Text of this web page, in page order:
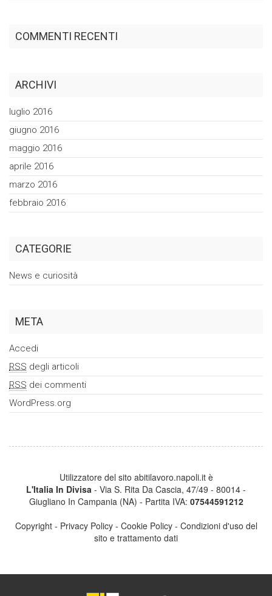
COMMENTI RECENTI
ARCHIVI
luglio 2016
giugno 2016
maggio 2016
aprile 2016
marzo 2016
febbraio 2016
CATEGORIE
News e curiosità
META
Accedi
RSS degli articoli
RSS dei commenti
WordPress.org
Utilizzatore del sito abitilavoro.napoli.it è
L'Italia In Divisa - Via S. Rita Da Cascia, 47/49 - 80014 -
Giugliano In Campania (NA) - Partita IVA: 07544591212
Copyright- Privacy Policy- Cookie Policy- Condizioni d'uso del
sito e trattamento dati